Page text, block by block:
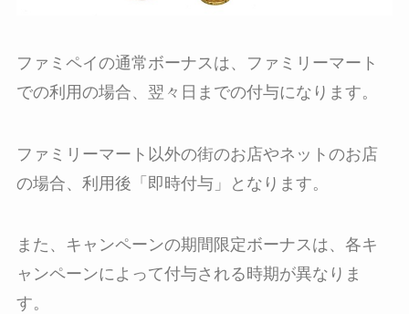
ファミペイの通常ボーナスは、ファミリーマート
での利用の場合、翌々日までの付与になります。
ファミリーマート以外の街のお店やネットのお店
の場合、利用後「即時付与」となります。
また、キャンペーンの期間限定ボーナスは、各キ
ャンペーンによって付与される時期が異なりま
す。